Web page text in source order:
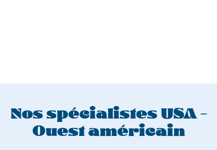
Nos spécialistes USA -
Ouest américain